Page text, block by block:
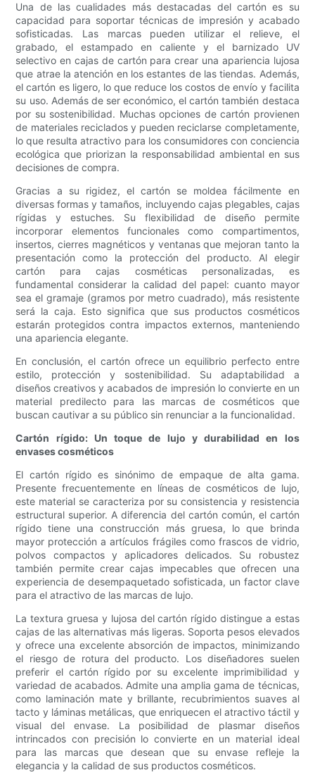
Una de las cualidades más destacadas del cartón es su
capacidad para soportar técnicas de impresión y acabado
sofisticadas. Las marcas pueden utilizar el relieve, el
grabado, el estampado en caliente y el barnizado UV
selectivo en cajas de cartón para crear una apariencia lujosa
que atrae la atención en los estantes de las tiendas. Además,
el cartón es ligero, lo que reduce los costos de envío y facilita
su uso. Además de ser económico, el cartón también destaca
por su sostenibilidad. Muchas opciones de cartón provienen
de materiales reciclados y pueden reciclarse completamente,
lo que resulta atractivo para los consumidores con conciencia
ecológica que priorizan la responsabilidad ambiental en sus
decisiones de compra.
Gracias a su rigidez, el cartón se moldea fácilmente en
diversas formas y tamaños, incluyendo cajas plegables, cajas
rígidas y estuches. Su flexibilidad de diseño permite
incorporar elementos funcionales como compartimentos,
insertos, cierres magnéticos y ventanas que mejoran tanto la
presentación como la protección del producto. Al elegir
cartón para cajas cosméticas personalizadas, es
fundamental considerar la calidad del papel: cuanto mayor
sea el gramaje (gramos por metro cuadrado), más resistente
será la caja. Esto significa que sus productos cosméticos
estarán protegidos contra impactos externos, manteniendo
una apariencia elegante.
En conclusión, el cartón ofrece un equilibrio perfecto entre
estilo, protección y sostenibilidad. Su adaptabilidad a
diseños creativos y acabados de impresión lo convierte en un
material predilecto para las marcas de cosméticos que
buscan cautivar a su público sin renunciar a la funcionalidad.
Cartón rígido: Un toque de lujo y durabilidad en los
envases cosméticos
El cartón rígido es sinónimo de empaque de alta gama.
Presente frecuentemente en líneas de cosméticos de lujo,
este material se caracteriza por su consistencia y resistencia
estructural superior. A diferencia del cartón común, el cartón
rígido tiene una construcción más gruesa, lo que brinda
mayor protección a artículos frágiles como frascos de vidrio,
polvos compactos y aplicadores delicados. Su robustez
también permite crear cajas impecables que ofrecen una
experiencia de desempaquetado sofisticada, un factor clave
para el atractivo de las marcas de lujo.
La textura gruesa y lujosa del cartón rígido distingue a estas
cajas de las alternativas más ligeras. Soporta pesos elevados
y ofrece una excelente absorción de impactos, minimizando
el riesgo de rotura del producto. Los diseñadores suelen
preferir el cartón rígido por su excelente imprimibilidad y
variedad de acabados. Admite una amplia gama de técnicas,
como laminación mate y brillante, recubrimientos suaves al
tacto y láminas metálicas, que enriquecen el atractivo táctil y
visual del envase. La posibilidad de plasmar diseños
intrincados con precisión lo convierte en un material ideal
para las marcas que desean que su envase refleje la
elegancia y la calidad de sus productos cosméticos.